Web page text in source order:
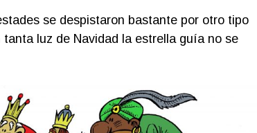
se despistaron bastante por otro tipo
tanta luz de Navidad la estrella guía no se